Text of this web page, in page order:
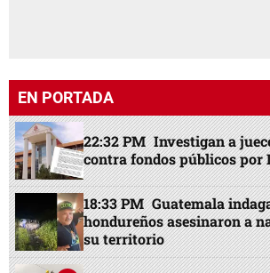
EN PORTADA
22:32 PM Investigan a
contra fondos públicos por
18:33 PM Guatemala
hondureños asesinaron a
su territorio